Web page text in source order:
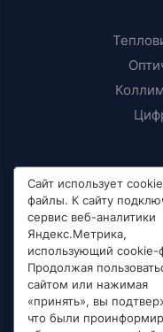
Тесты и
Сайт использует
файлы. К сайту
сервис веб-аналитики
Яндекс.Метрика,
использующий cookie-
Продолжая
сайтом или нажимая
«принять», вы
что были